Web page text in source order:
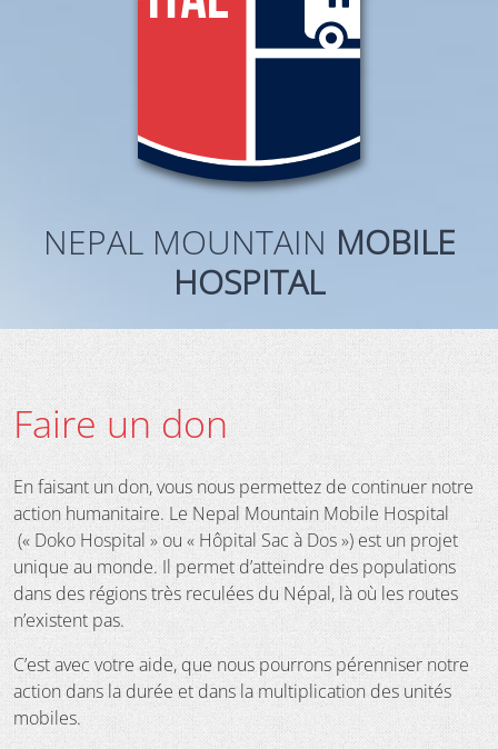
NEPAL MOUNTAIN MOBILE
HOSPITAL
Faire un don
En faisant un don, vous nous permettez de continuer notre
action humanitaire. Le Nepal Mountain Mobile Hospital
(« Doko Hospital » ou « Hôpital Sac à Dos ») est un projet
unique au monde. Il permet d’atteindre des populations
dans des régions très reculées du Népal, là où les routes
n’existent pas.
C’est avec votre aide, que nous pourrons pérenniser notre
action dans la durée et dans la multiplication des unités
mobiles.